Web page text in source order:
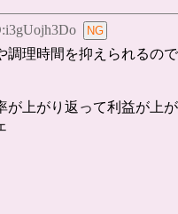
調理時間を抑えられるので
が上がり返って利益が上が